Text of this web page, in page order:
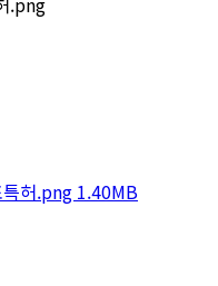
특허.png 1.40MB